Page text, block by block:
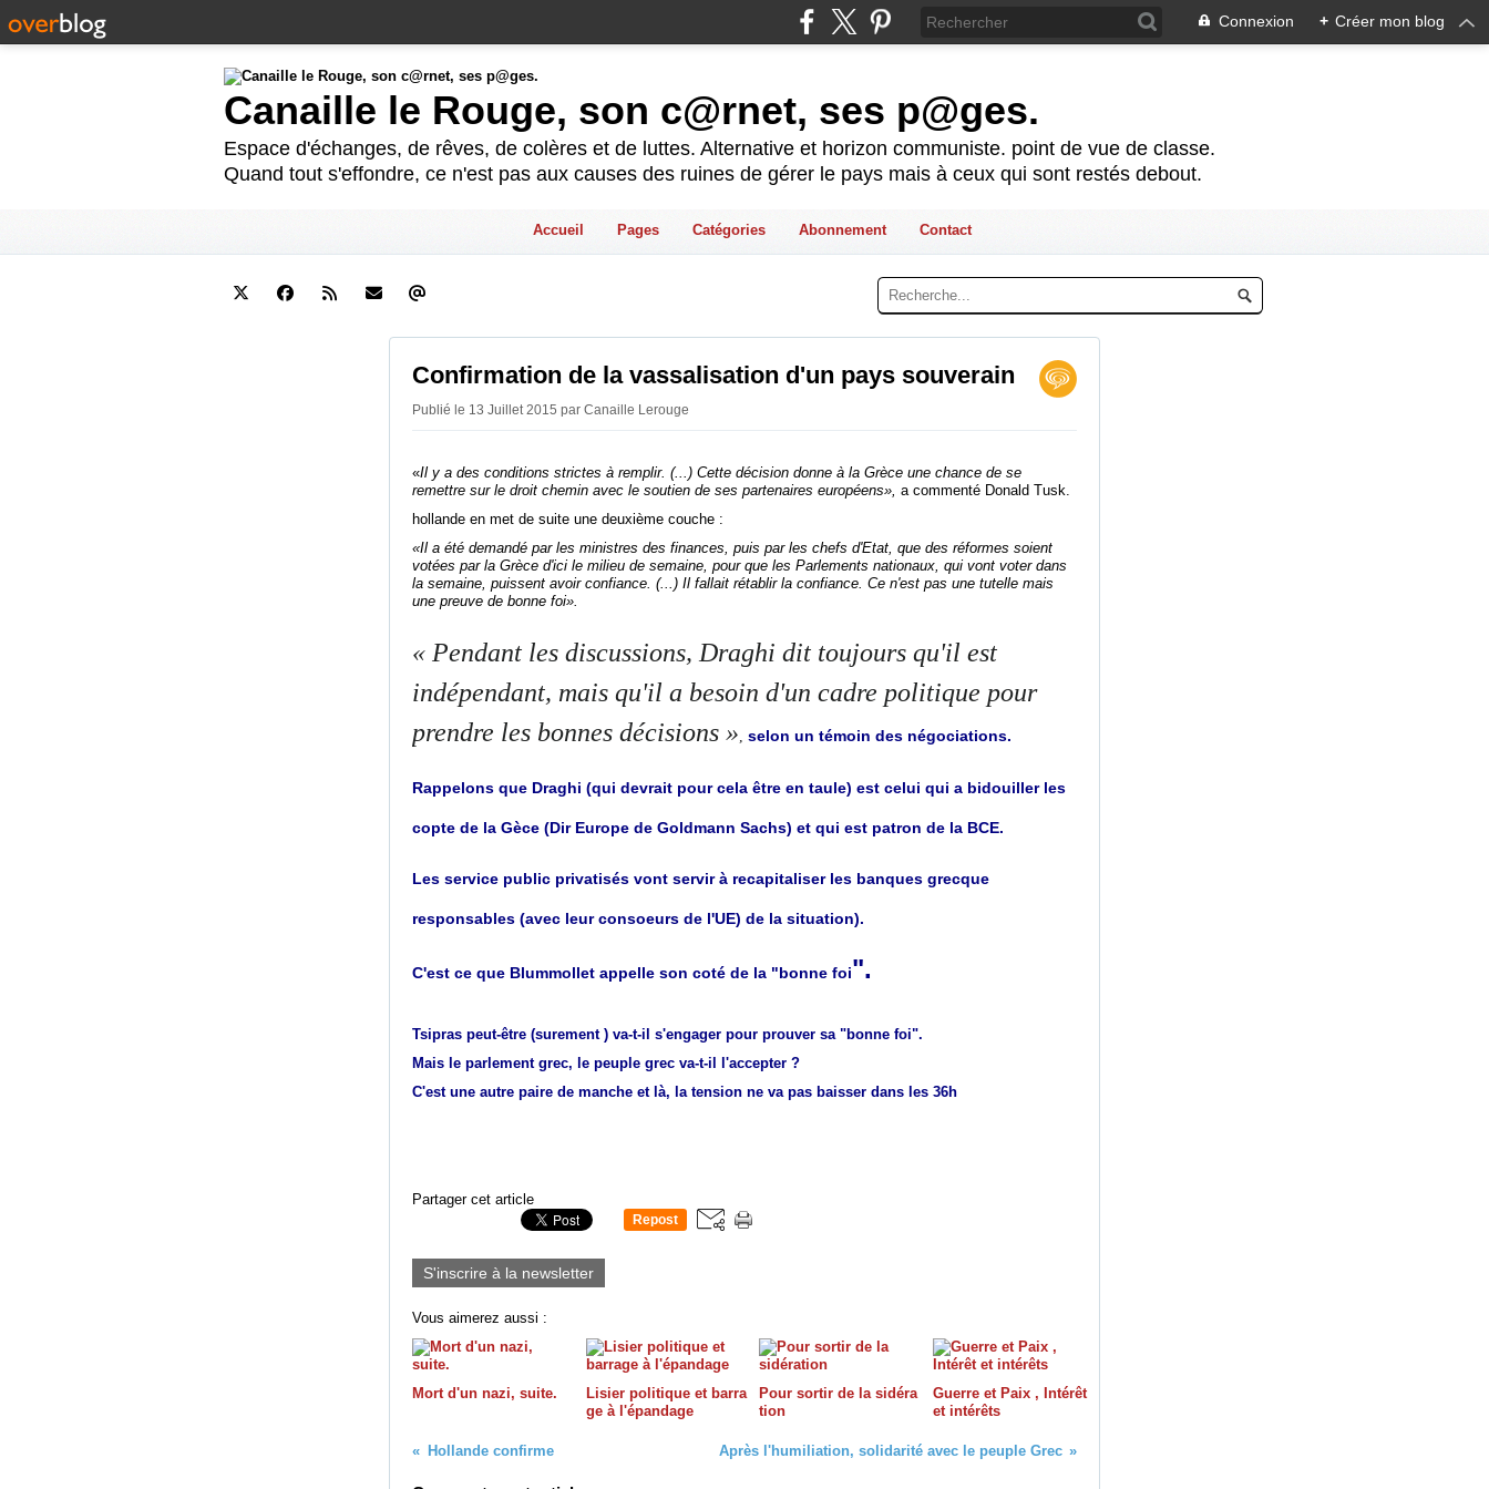
Connexion + Créer mon blog
Canaille le Rouge, son c@rnet, ses p@ges.
Espace d'échanges, de rêves, de colères et de luttes. Alternative et horizon communiste. point de vue de classe.
Quand tout s'effondre, ce n'est pas aux causes des ruines de gérer le pays mais à ceux qui sont restés debout.
Accueil Pages Catégories Abonnement Contact
Confirmation de la vassalisation d'un pays souverain
Publié le 13 Juillet 2015 par Canaille Lerouge
«Il y a des conditions strictes à remplir. (...) Cette décision donne à la Grèce une chance de se
remettre sur le droit chemin avec le soutien de ses partenaires européens», a commenté Donald Tusk.
hollande en met de suite une deuxième couche :
«Il a été demandé par les ministres des finances, puis par les chefs d'Etat, que des réformes soient
votées par la Grèce d'ici le milieu de semaine, pour que les Parlements nationaux, qui vont voter dans
la semaine, puissent avoir confiance. (...) Il fallait rétablir la confiance. Ce n'est pas une tutelle mais
une preuve de bonne foi».
« Pendant les discussions, Draghi dit toujours qu'il est
indépendant, mais qu'il a besoin d'un cadre politique pour
prendre les bonnes décisions » selon un témoin des négociations.
Rappelons que Draghi (qui devrait pour cela être en taule) est celui qui a bidouiller les
copte de la Gèce (Dir Europe de Goldmann Sachs) et qui est patron de la BCE.
Les service public privatisés vont servir à recapitaliser les banques grecque
responsables (avec leur consoeurs de l'UE) de la situation).
C'est ce que Blummollet appelle son coté de la "bonne foi".
Tsipras peut-être (surement ) va-t-il s'engager pour prouver sa "bonne foi".
Mais le parlement grec, le peuple grec va-t-il l'accepter ?
C'est une autre paire de manche et là, la tension ne va pas baisser dans les 36h
Partager cet article
Repost
S'inscrire à la newsletter
Vous aimerez aussi :
Mort d'un nazi, suite.
Lisier politique et barra
ge à l'épandage
Pour sortir de la sidéra
tion
Guerre et Paix , Intérêt
et intérêts
Hollande confirme Après l'humiliation, solidarité avec le peuple Grec